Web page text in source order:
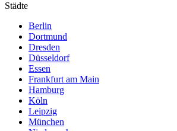
Städte
Berlin
Dortmund
Dresden
Düsseldorf
Essen
Frankfurt am Main
Hamburg
Köln
Leipzig
München